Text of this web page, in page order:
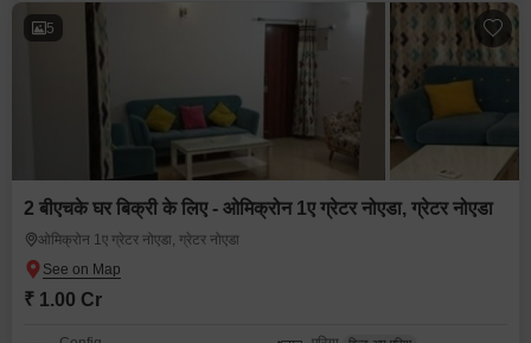
5
2 बीएचके घर बिक्री के लिए - ओमिक्रोन 1ए ग्रेटर नोएडा, ग्रेटर नोएडा
ओमिक्रोन 1ए ग्रेटर नोएडा, ग्रेटर नोएडा
₹ 1.00 Cr